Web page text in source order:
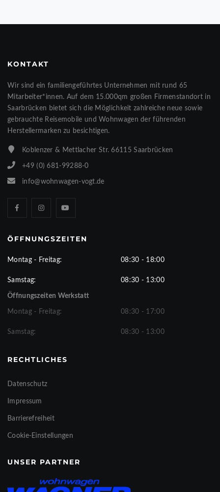
KONTAKT
Wir sind ein familiengeführtes Unternehmen mit rund 65
Mitarbeiter*innen. Auf dem 15.000qm großen Firmenstandort in
Saarbrücken bietet sich die Möglichkeit zahlreiche neue sowie
gebrauchte Reisemobile und Wohnwagen der führenden
Herstellermarken zu besichtigen.
Koblenzer & Mettlacher Str. 66115 Saarbrücken
+49 (0) 681-99288-0
info@wohnwagen-vogt.de
ÖFFNUNGSZEITEN
Montag - Freitag: 08:30 - 18:00
Samstag: 08:30 - 13:00
Öffnungszeiten Werkstatt
Montag - Freitag: 08:30 - 17:00
Samstag: 08:30 - 13:00
RECHTLICHES
Datenschutz
Impressum
Barrierefreiheit
Cookie-Einstellungen
UNSER PARTNER